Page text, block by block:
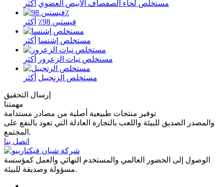
مستخلص لحاء الصفصاف الأبيض العضوي أكثر
فيستين 98٪ أكثر
مستخلص إشنسا أكثر
مستخلص نبات الزعرور أكثر
مستخلص الزنجبيل أكثر
إرسال التحقيق
مهمتنا
توفير منتجات طبيعية أصلية من مصادر مستدامة
والمصدر الصديق للبيئة واللعب بالتجارة العادلة التي تعود بالنفع على
المجتمع.
اتصل بنا
الوصول إلى الحضور العالمي والمستخدم النهائي والعمل كمؤسسة
مسؤولة وصديقة للبيئة.